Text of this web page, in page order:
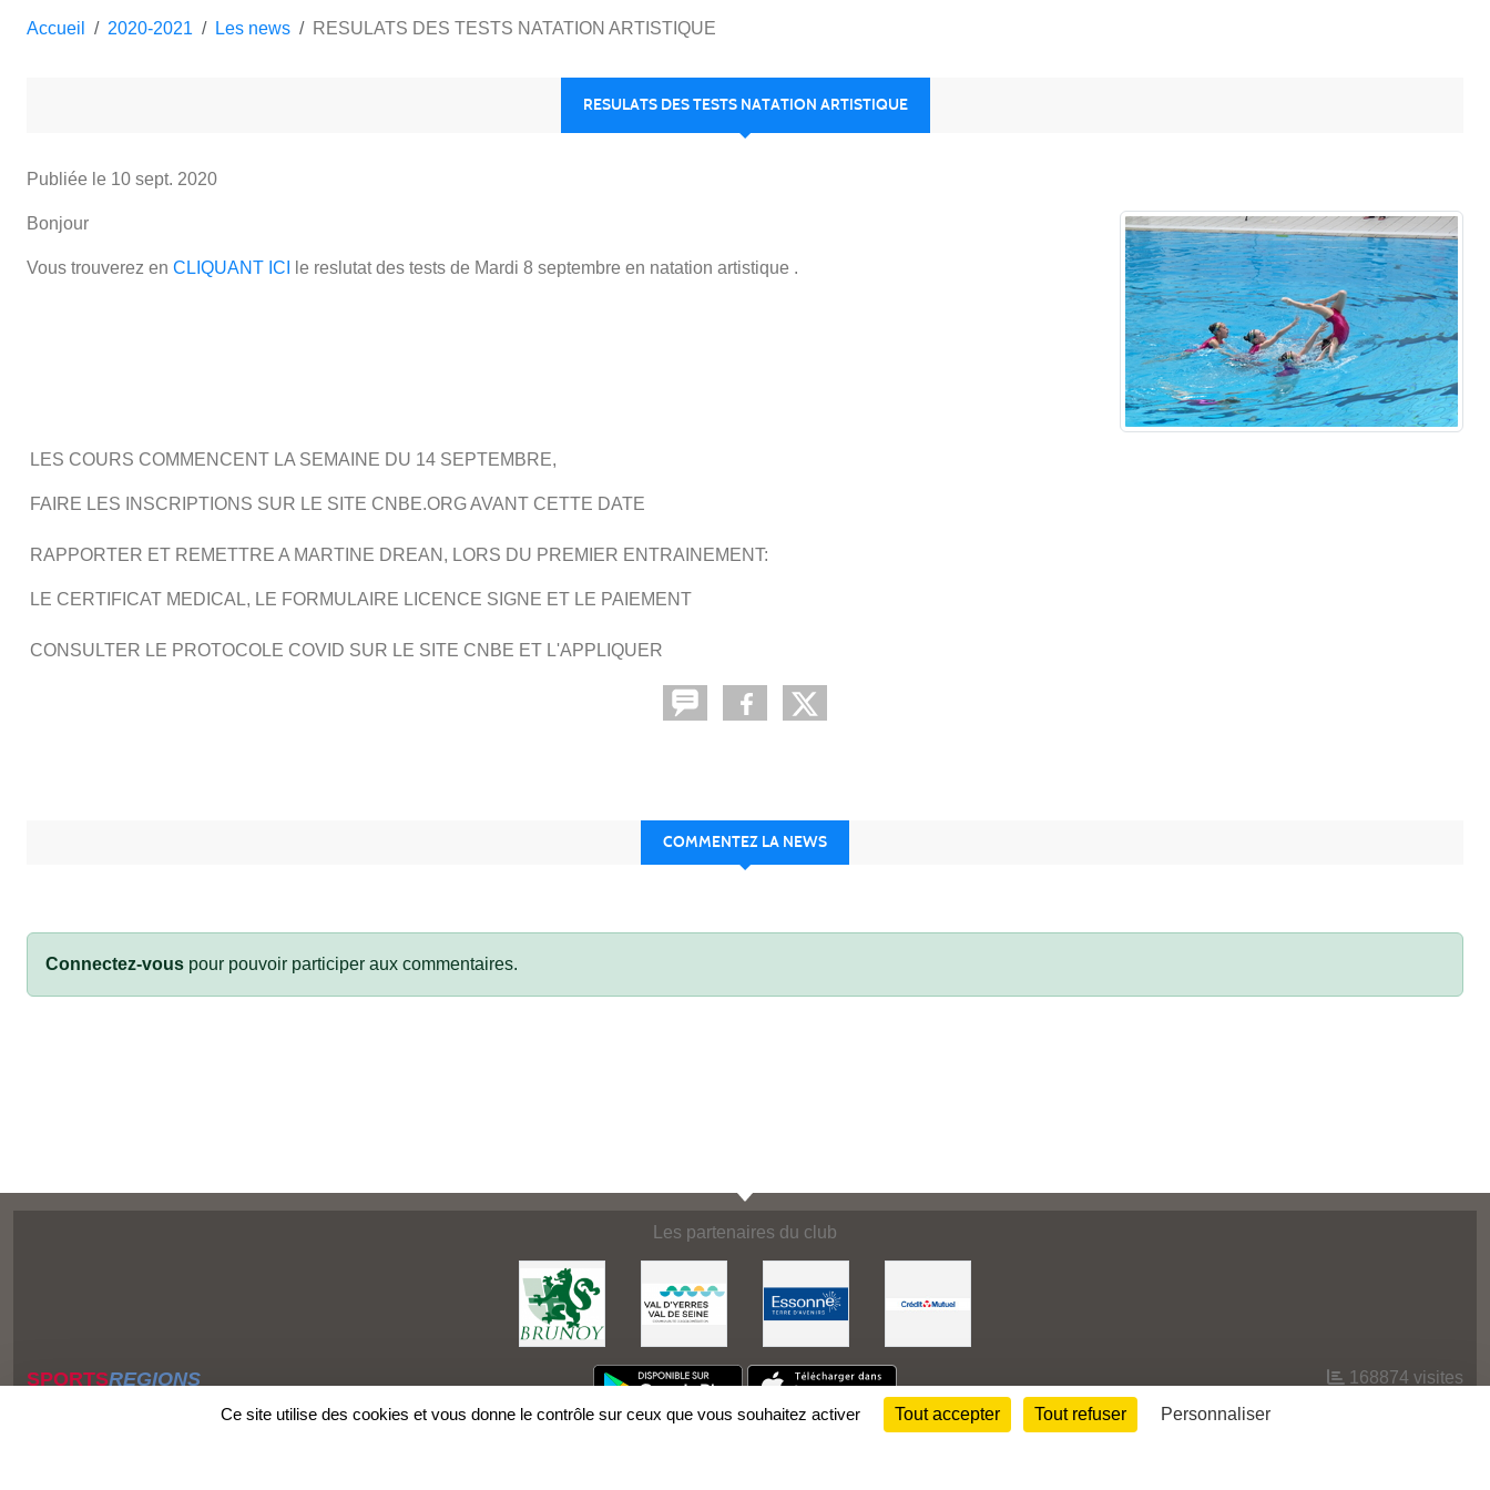
Accueil 2020-2021 Les news RESULATS DES TESTS NATATION ARTISTIQUE
RESULATS DES TESTS NATATION ARTISTIQUE
Publiée le 10 sept. 2020
Bonjour
Vous trouverez en CLIQUANT ICI le reslutat des tests de Mardi 8 septembre en natation artistique .
LES COURS COMMENCENT LA SEMAINE DU 14 SEPTEMBRE,
FAIRE LES INSCRIPTIONS SUR LE SITE CNBE.ORG AVANT CETTE DATE
RAPPORTER ET REMETTRE A MARTINE DREAN, LORS DU PREMIER ENTRAINEMENT:
LE CERTIFICAT MEDICAL, LE FORMULAIRE LICENCE SIGNE ET LE PAIEMENT
CONSULTER LE PROTOCOLE COVID SUR LE SITE CNBE ET L'APPLIQUER
COMMENTEZ LA NEWS
Connectez-vous pour pouvoir participer aux commentaires.
Les partenaires du club
SPORTSREGIONS 168874 visites
Ce site utilise des cookies et vous donne le contrôle sur ceux que vous souhaitez activer Tout accepter Tout refuser Personnaliser